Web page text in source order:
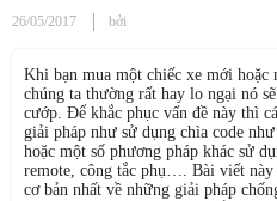
26/05/2017 bởi
Khi bạn mua một chiếc xe mới hoặc
chúng ta thường rất hay lo ngại nó
cướp. Để khắc phục vấn đề này thì
giải pháp như sử dụng chìa code
hoặc một số phương pháp khác sử
remote, công tắc phụ…. Bài viết này
cơ bản nhất về những giải pháp